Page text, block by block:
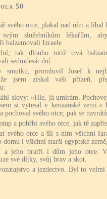
50
svého otce, plakal nad ním a líbal
služebníkům lékařům,
balzamovali Izraele
tak dlouho totiž trvá
sedmdesát dní.
smutku, promluvil Josef k
jsem získal vaši přízeň,
slovy: »Hle, já umírám.
si vytesal v kenaanské zemi.«
pochoval svého otce; pak se
a pohřbi svého otce, jak tě
svého otce a šli s ním všichni
domu i všichni starší egyptské
a jeho bratři i dům jeho otce.
své dítky, svůj brav a skot.
a jezdectvo. Byl to velmi